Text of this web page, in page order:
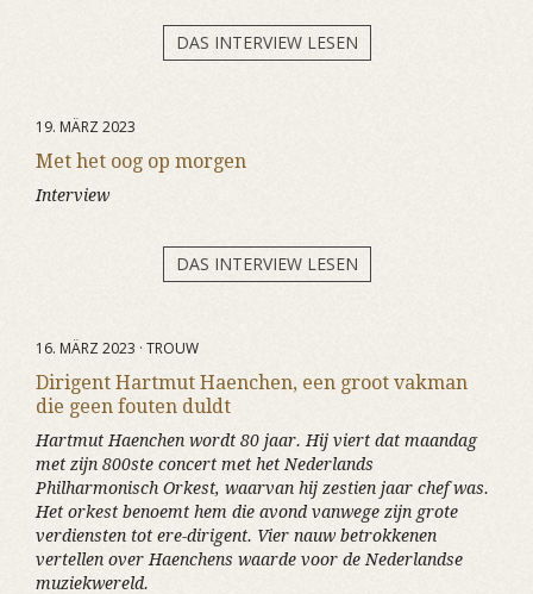
DAS INTERVIEW LESEN
19. MÄRZ 2023
Met het oog op morgen
Interview
DAS INTERVIEW LESEN
16. MÄRZ 2023 · TROUW
Dirigent Hartmut Haenchen, een groot vakman
die geen fouten duldt
Hartmut Haenchen wordt 80 jaar. Hij viert dat maandag
met zijn 800ste concert met het Nederlands
Philharmonisch Orkest, waarvan hij zestien jaar chef was.
Het orkest benoemt hem die avond vanwege zijn grote
verdiensten tot ere-dirigent. Vier nauw betrokkenen
vertellen over Haenchens waarde voor de Nederlandse
muziekwereld.